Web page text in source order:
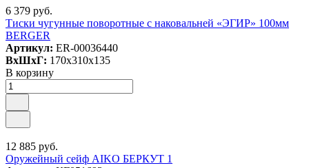
6 379 руб.
Тиски чугунные поворотные с наковальней «ЭГИР» 100мм
BERGER
Артикул: ER-00036440
ВxШxГ: 170x310x135
В корзину
12 885 руб.
Оружейный сейф AIKO БЕРКУТ 1